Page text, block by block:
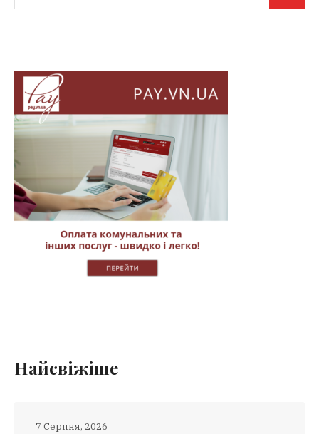
Найсвіжіше
7 Серпня, 2026